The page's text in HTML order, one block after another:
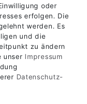
oder
erfolgen. Die
werden. Es
und die
zu ändern
unser Impressum
Daten­schutz­